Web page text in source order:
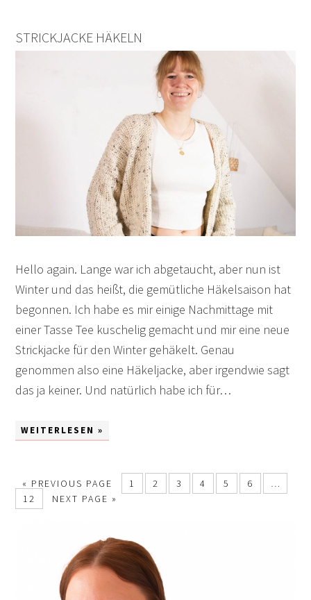
STRICKJACKE HÄKELN
Hello again. Lange war ich abgetaucht, aber nun ist
Winter und das heißt, die gemütliche Häkelsaison hat
begonnen. Ich habe es mir einige Nachmittage mit
einer Tasse Tee kuschelig gemacht und mir eine neue
Strickjacke für den Winter gehäkelt. Genau
genommen also eine Häkeljacke, aber irgendwie sagt
das ja keiner. Und natürlich habe ich für…
WEITERLESEN »
« PREVIOUS PAGE 1 2 3 4 5 6
…
12
NEXT PAGE »